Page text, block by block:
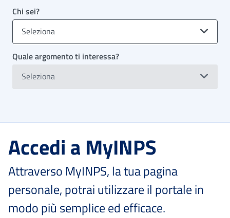
Chi sei?
Seleziona
Quale argomento ti interessa?
Seleziona
Accedi a MyINPS
Attraverso MyINPS, la tua pagina
personale, potrai utilizzare il portale in
modo più semplice ed efficace.